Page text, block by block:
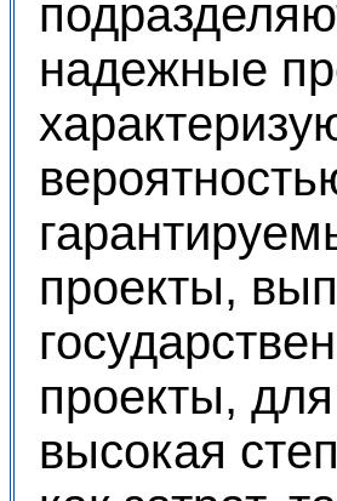
надежные
проекты,
проекты,
высокая